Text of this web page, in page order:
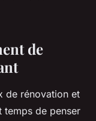
de
de rénovation et
temps de penser